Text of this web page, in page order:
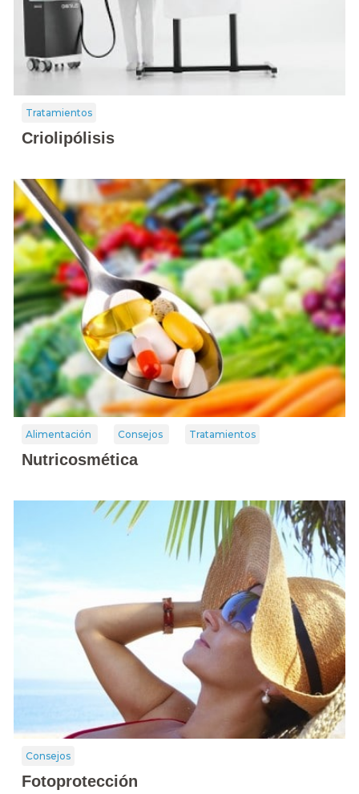
Tratamientos
Criolipólisis
Alimentación Consejos Tratamientos
Nutricosmética
Consejos
Fotoprotección